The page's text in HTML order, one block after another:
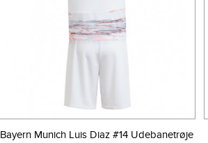
Bayern Munich Luis Diaz #14 Udebanetrøje